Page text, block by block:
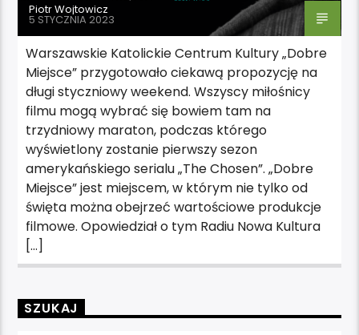
Piotr Wojtowicz
5 STYCZNIA 2023
Warszawskie Katolickie Centrum Kultury „Dobre
Miejsce” przygotowało ciekawą propozycję na
długi styczniowy weekend. Wszyscy miłośnicy
filmu mogą wybrać się bowiem tam na
trzydniowy maraton, podczas którego
wyświetlony zostanie pierwszy sezon
amerykańskiego serialu „The Chosen”. „Dobre
Miejsce” jest miejscem, w którym nie tylko od
święta można obejrzeć wartościowe produkcje
filmowe. Opowiedział o tym Radiu Nowa Kultura
[…]
SZUKAJ